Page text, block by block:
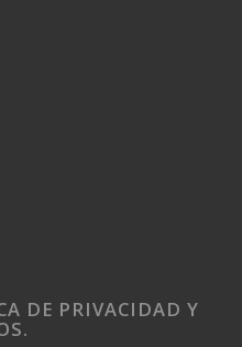
DE PRIVACIDAD Y